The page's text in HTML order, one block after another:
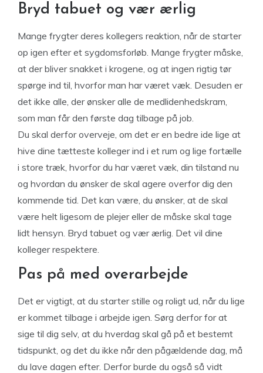
Bryd tabuet og vær ærlig
Mange frygter deres kollegers reaktion, når de starter
op igen efter et sygdomsforløb. Mange frygter måske,
at der bliver snakket i krogene, og at ingen rigtig tør
spørge ind til, hvorfor man har været væk. Desuden er
det ikke alle, der ønsker alle de medlidenhedskram,
som man får den første dag tilbage på job.
Du skal derfor overveje, om det er en bedre ide lige at
hive dine tætteste kolleger ind i et rum og lige fortælle
i store træk, hvorfor du har været væk, din tilstand nu
og hvordan du ønsker de skal agere overfor dig den
kommende tid. Det kan være, du ønsker, at de skal
være helt ligesom de plejer eller de måske skal tage
lidt hensyn. Bryd tabuet og vær ærlig. Det vil dine
kolleger respektere.
Pas på med overarbejde
Det er vigtigt, at du starter stille og roligt ud, når du lige
er kommet tilbage i arbejde igen. Sørg derfor for at
sige til dig selv, at du hverdag skal gå på et bestemt
tidspunkt, og det du ikke når den pågældende dag, må
du lave dagen efter. Derfor burde du også så vidt